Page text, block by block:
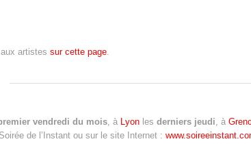
artistes sur cette page.
vendredi du mois, à Lyon les derniers jeudi, à
de l’Instant ou sur le site Internet :